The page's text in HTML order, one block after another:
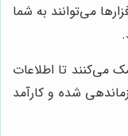
می‌توانند به شما
می‌کنند تا اطلاعات
شده و کارآمد